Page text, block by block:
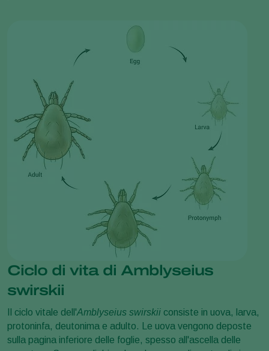
Ciclo di vita di Amblyseius
swirskii
Il ciclo vitale dell'Amblyseius swirskii consiste in uova, larva,
protoninfa, deutonima e adulto. Le uova vengono deposte
sulla pagina inferiore delle foglie, spesso all'ascella delle